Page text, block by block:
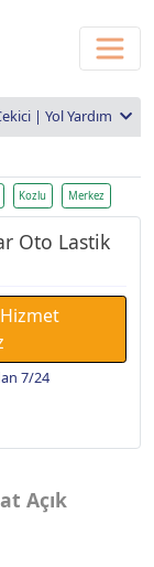
| Yol Yardım
Kozlu Merkez
Oto Lastik
7/24
Açık